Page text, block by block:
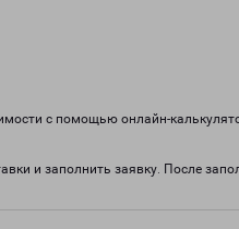
с помощью онлайн-
и заполнить заявку. После